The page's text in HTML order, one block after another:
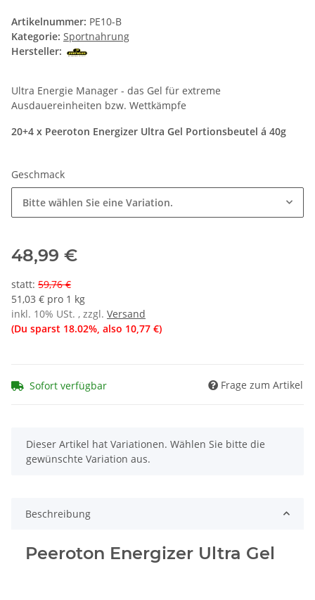
Artikelnummer: PE10-B
Kategorie: Sportnahrung
Hersteller:
Ultra Energie Manager - das Gel für extreme
Ausdauereinheiten bzw. Wettkämpfe
20+4 x Peeroton Energizer Ultra Gel Portionsbeutel á 40g
Geschmack
Bitte wählen Sie eine Variation.
48,99 €
statt: 59,76 €
51,03 € pro 1 kg
inkl. 10% USt. , zzgl. Versand
(Du sparst 18.02%, also 10,77 €)
Sofort verfügbar Frage zum Artikel
x
Dieser Artikel hat Variationen. Wählen Sie bitte die
gewünschte Variation aus.
Beschreibung
Peeroton Energizer Ultra Gel